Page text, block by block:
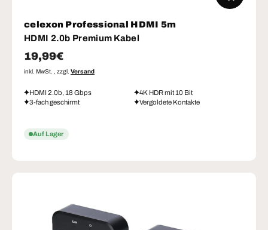
celexon Professional HDMI 5m
HDMI 2.0b Premium Kabel
Normaler Preis
19,99€
inkl. MwSt. , zzgl. Versand
HDMI 2.0b, 18 Gbps
4K HDR mit 10 Bit
3-fach geschirmt
Vergoldete Kontakte
Auf Lager